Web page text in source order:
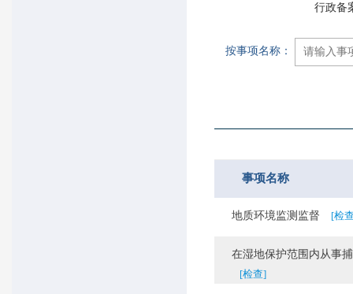
行政备
按事项名称：
事项名称
地质环境监测监督 [检
在湿地保护范围内从事
[检查]